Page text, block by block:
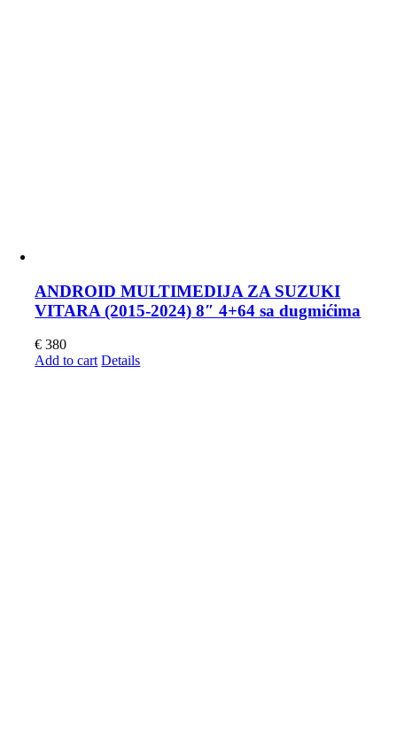
ANDROID MULTIMEDIJA ZA SUZUKI
VITARA (2015-2024) 8″ 4+64 sa dugmićima
€ 380
Add to cart Details